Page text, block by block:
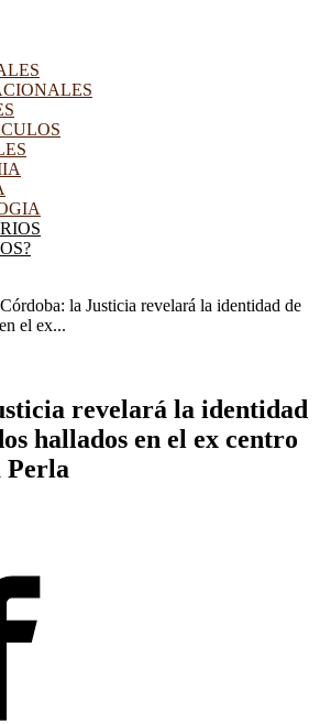
Córdoba: la Justicia revelará la identidad de
el ex...
revelará la identidad
hallados en el ex centro
Perla